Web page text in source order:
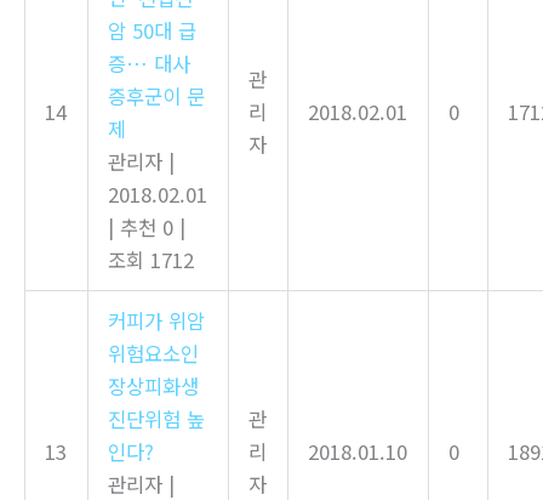
14
암 50대 급
증… 대사
증후군이 문
제
관리자 |
2018.02.01
| 추천 0 |
조회 1712
관
리
자
2018.02.01 0
13
커피가 위암
위험요소인
장상피화생
진단위험 높
인다?
관리자 |
관
리
자
2018.01.10 0